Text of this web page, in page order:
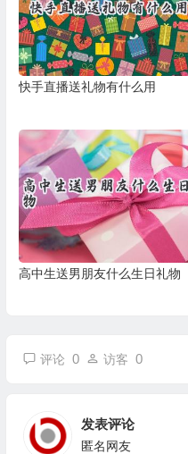
快手直播送礼物有什么用
高中生送男朋友什么生日礼物
评论 0 访客 0
发表评论
匿名网友